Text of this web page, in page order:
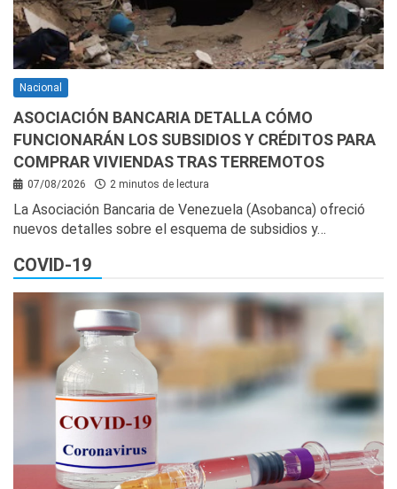
Nacional
ASOCIACIÓN BANCARIA DETALLA CÓMO
FUNCIONARÁN LOS SUBSIDIOS Y CRÉDITOS PARA
COMPRAR VIVIENDAS TRAS TERREMOTOS
07/08/2026 2 minutos de lectura
La Asociación Bancaria de Venezuela (Asobanca) ofreció
nuevos detalles sobre el esquema de subsidios y…
COVID-19